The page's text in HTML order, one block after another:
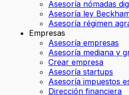
Asesoría nómadas
Asesoría ley
Asesoría régimen
Empresas
Asesoría empresas
Asesoría mediana y
Crear empresa
Asesoría startups
Asesoría impuestos
Dirección financiera